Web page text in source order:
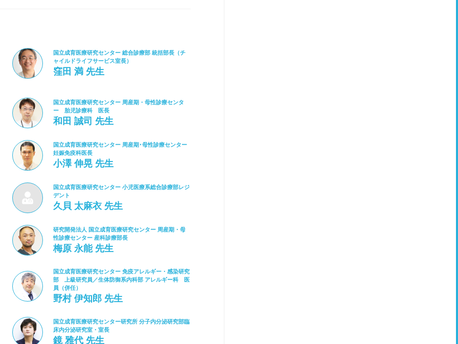
国立成育医療研究センター 総合診療部 統括部長（チ
ャイルドライフサービス室長）
窪田 満 先生
国立成育医療研究センター 周産期・母性診療センタ
ー 胎児診療科 医長
和田 誠司 先生
国立成育医療研究センター 周産期･母性診療センター
妊娠免疫科医長
小澤 伸晃 先生
国立成育医療研究センター 小児医療系総合診療部レジ
デント
久貝 太麻衣 先生
研究開発法人 国立成育医療研究センター 周産期・母
性診療センター 産科診療部長
梅原 永能 先生
国立成育医療研究センター 免疫アレルギー・感染研究
部 上級研究員／生体防御系内科部 アレルギー科 医
員（併任）
野村 伊知郎 先生
国立成育医療研究センター研究所 分子内分泌研究部臨
床内分泌研究室・室長
鏡 雅代 先生